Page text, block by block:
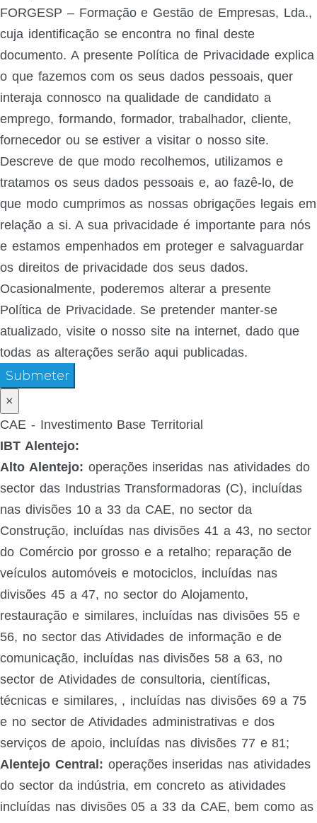
FORGESP – Formação e Gestão de Empresas, Lda.,
cuja identificação se encontra no final deste
documento. A presente Política de Privacidade explica
o que fazemos com os seus dados pessoais, quer
interaja connosco na qualidade de candidato a
emprego, formando, formador, trabalhador, cliente,
fornecedor ou se estiver a visitar o nosso site.
Descreve de que modo recolhemos, utilizamos e
tratamos os seus dados pessoais e, ao fazê-lo, de
que modo cumprimos as nossas obrigações legais em
relação a si. A sua privacidade é importante para nós
e estamos empenhados em proteger e salvaguardar
os direitos de privacidade dos seus dados.
Ocasionalmente, poderemos alterar a presente
Política de Privacidade. Se pretender manter-se
atualizado, visite o nosso site na internet, dado que
todas as alterações serão aqui publicadas.
Submeter
×
CAE - Investimento Base Territorial
IBT Alentejo:
Alto Alentejo: operações inseridas nas atividades do
sector das Industrias Transformadoras (C), incluídas
nas divisões 10 a 33 da CAE, no sector da
Construção, incluídas nas divisões 41 a 43, no sector
do Comércio por grosso e a retalho; reparação de
veículos automóveis e motociclos, incluídas nas
divisões 45 a 47, no sector do Alojamento,
restauração e similares, incluídas nas divisões 55 e
56, no sector das Atividades de informação e de
comunicação, incluídas nas divisões 58 a 63, no
sector de Atividades de consultoria, científicas,
técnicas e similares, , incluídas nas divisões 69 a 75
e no sector de Atividades administrativas e dos
serviços de apoio, incluídas nas divisões 77 e 81;
Alentejo Central: operações inseridas nas atividades
do sector da indústria, em concreto as atividades
incluídas nas divisões 05 a 33 da CAE, bem como as